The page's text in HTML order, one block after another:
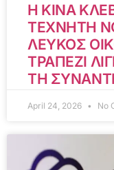
Η ΚΙΝΑ
ΤΕΧΝΗΤΗ
ΛΕΥΚΟΣ
ΤΡΑΠΕΖΙ
ΤΗ
April 24, 2026 No